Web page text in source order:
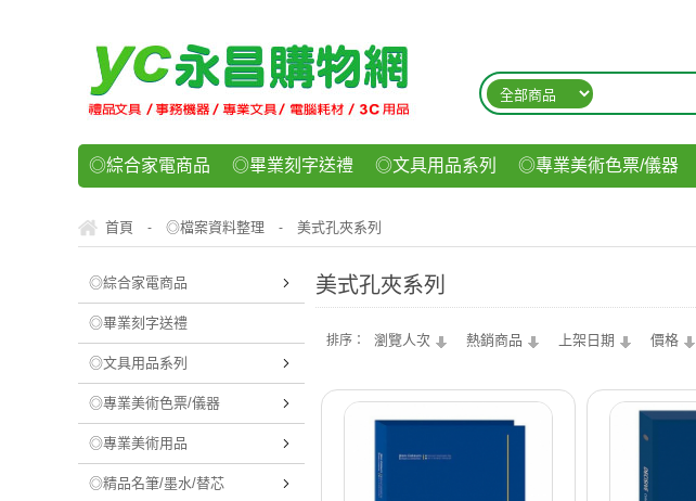
◎綜合家電商品 ◎畢業刻字送禮 ◎文具用品系列 ◎專業美術色票/儀器
◎運動/休閒/樂器 ◎客製化禮贈品 ◎食品/零食/飲料
首頁 - ◎檔案資料整理 - 美式孔夾系列
◎綜合家電商品
◎畢業刻字送禮
◎文具用品系列
◎專業美術色票/儀器
◎專業美術用品
◎精品名筆/墨水/替芯
美式孔夾系列
排序： 瀏覽人次 熱銷商品 上架日期 價格